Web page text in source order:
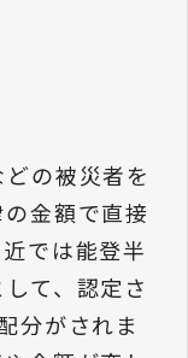
の被災者を
金額で直接
では能登半
て、認定さ
分がされま